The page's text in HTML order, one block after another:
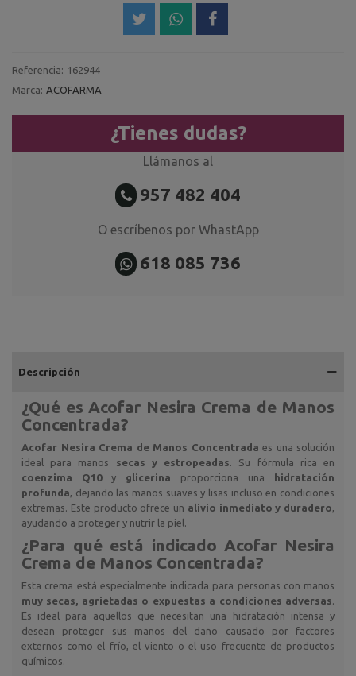
Referencia: 162944
Marca: ACOFARMA
¿Tienes dudas?
Llámanos al
957 482 404
O escríbenos por WhastApp
618 085 736
Descripción
¿Qué es Acofar Nesira Crema de Manos
Concentrada?
Acofar Nesira Crema de Manos Concentrada es una solución
ideal para manos secas y estropeadas . Su fórmula rica en
coenzima Q10y glicerina proporciona una hidratación
profunda , dejando las manos suaves y lisas incluso en condiciones
extremas. Este producto ofrece un alivio inmediato y duradero
ayudando a proteger y nutrir la piel.
¿Para qué está indicado Acofar Nesira
Crema de Manos Concentrada?
Esta crema está especialmente indicada para personas con manos
muy secas, agrietadas o expuestas a condiciones adversas
Es ideal para aquellos que necesitan una hidratación intensa y
desean proteger sus manos del daño causado por factores
externos como el frío, el viento o el uso frecuente de productos
químicos.